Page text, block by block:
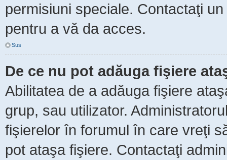
permisiuni speciale. Contactaţi
pentru a vă da acces.
Sus
De ce nu pot adăuga fişiere
Abilitatea de a adăuga fişiere
grup, sau utilizator.
fişierelor în forumul în care vreţi
pot ataşa fişiere. Contactaţi